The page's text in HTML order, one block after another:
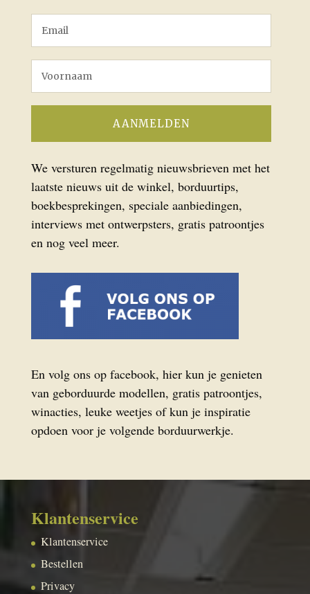
We versturen regelmatig nieuwsbrieven met het
laatste nieuws uit de winkel, borduurtips,
boekbesprekingen, speciale aanbiedingen,
interviews met ontwerpsters, gratis patroontjes
en nog veel meer.
En volg ons op facebook, hier kun je genieten
van geborduurde modellen, gratis patroontjes,
winacties, leuke weetjes of kun je inspiratie
opdoen voor je volgende borduurwerkje.
Klantenservice
Klantenservice
Bestellen
Privacy